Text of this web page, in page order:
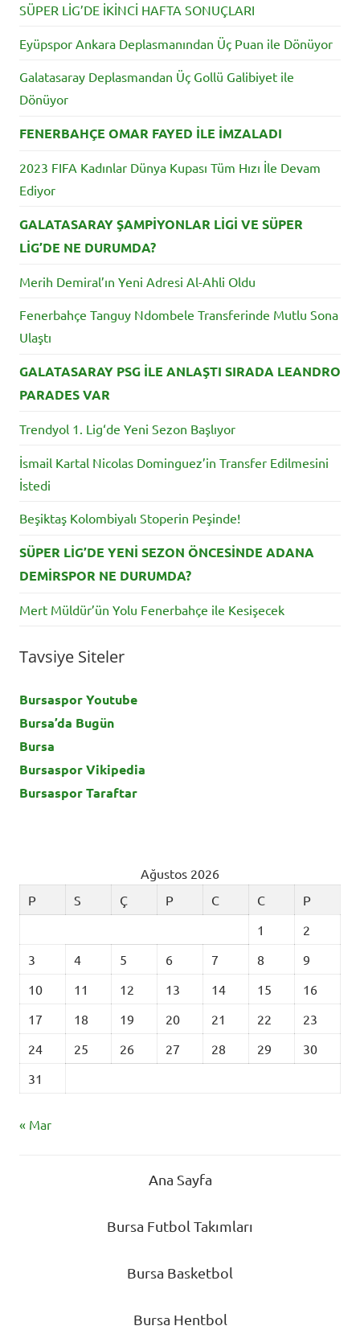
SÜPER LİG’DE İKİNCİ HAFTA SONUÇLARI
Eyüpspor Ankara Deplasmanından Üç Puan ile Dönüyor
Galatasaray Deplasmandan Üç Gollü Galibiyet ile
Dönüyor
FENERBAHÇE OMAR FAYED İLE İMZALADI
2023 FIFA Kadınlar Dünya Kupası Tüm Hızı İle Devam
Ediyor
GALATASARAY ŞAMPİYONLAR LİGİ VE SÜPER
LİG’DE NE DURUMDA?
Merih Demiral’ın Yeni Adresi Al-Ahli Oldu
Fenerbahçe Tanguy Ndombele Transferinde Mutlu Sona
Ulaştı
GALATASARAY PSG İLE ANLAŞTI SIRADA LEANDRO
PARADES VAR
Trendyol 1. Lig‘de Yeni Sezon Başlıyor
İsmail Kartal Nicolas Dominguez’in Transfer Edilmesini
İstedi
Beşiktaş Kolombiyalı Stoperin Peşinde!
SÜPER LİG’DE YENİ SEZON ÖNCESİNDE ADANA
DEMİRSPOR NE DURUMDA?
Mert Müldür’ün Yolu Fenerbahçe ile Kesişecek
Tavsiye Siteler
Bursaspor Youtube
Bursa’da Bugün
Bursa
Bursaspor Vikipedia
Bursaspor Taraftar
Ağustos 2026
P
S Ç P C C
P
1
2
3
4 5 6 7 8
9
10
11 12 13 14 15
16
17
18 19 20 21 22
23
24
25 26 27 28 29
30
31
« Mar
Ana Sayfa
Bursa Futbol Takımları
Bursa Basketbol
Bursa Hentbol